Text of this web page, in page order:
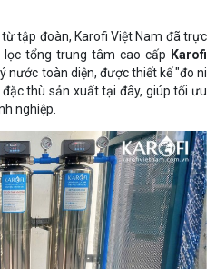
tập đoàn, Karofi Việt Nam đã trực
tổng trung tâm cao cấp Karofi
nước toàn diện, được thiết kế "đo ni
thù sản xuất tại đây, giúp tối ưu
nghiệp.